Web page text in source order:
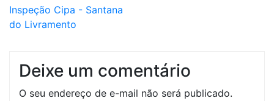
Inspeção Cipa - Santana
do Livramento
Deixe um comentário
O seu endereço de e-mail não será publicado.